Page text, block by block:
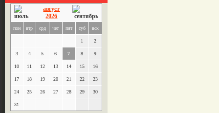
август
2026
пон втр срд чет пят суб вск
1 2
3 4 5 6 7 8 9
10 11 12 13 14 15 16
17 18 19 20 21 22 23
24 25 26 27 28 29 30
31